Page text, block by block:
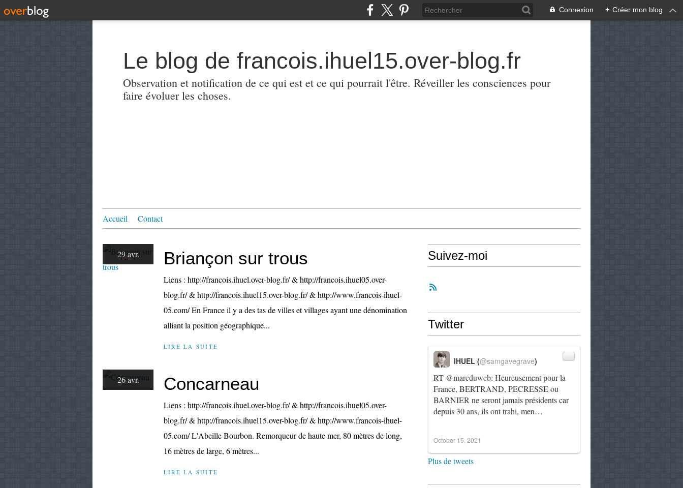
Connexion + Créer mon blog
Le blog de francois.ihuel15.over-blog.fr
Observation et notification de ce qui est et ce qui pourrait l'être. Réveiller les consciences pour
faire évoluer les choses.
Accueil Contact
29 avr. Briançon sur trous
Liens : http://francois.ihuel.over-blog.fr/ & http://francois.ihuel05.over-
blog.fr/ & http://francois.ihuel15.over-blog.fr/ & http://www.francois-ihuel-
05.com/ En France il y a des tas de villes et villages ayant une dénomination
alliant la position géographique...
LIRE LA SUITE
26 avr. Concarneau
Liens : http://francois.ihuel.over-blog.fr/ & http://francois.ihuel05.over-
blog.fr/ & http://francois.ihuel15.over-blog.fr/ & http://www.francois-ihuel-
05.com/ L'Abeille Bourbon. Remorqueur de haute mer, 80 mètres de long,
16 mètres de large, 6 mètres...
LIRE LA SUITE
Suivez-moi
Twitter
RT @marcduweb: Heureusement pour la
France, BERTRAND, PECRESSE ou
BARNIER ne seront jamais présidents car
depuis 30 ans, ils ont trahi, men…
IHUEL (@samgavegrave)
October 15, 2021
Plus de tweets